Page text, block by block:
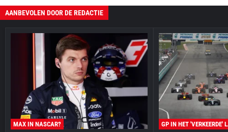
AANBEVOLEN DOOR DE REDACTIE
MAX IN NASCAR? GP IN HET 'VERKEERDE'